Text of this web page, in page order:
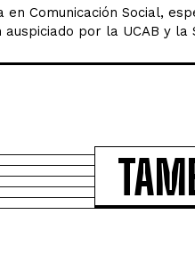
en Comunicación Social,
auspiciado por la UCAB y